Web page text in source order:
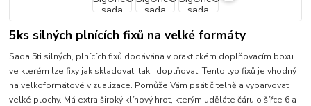
5ks silných plnících fixů na velké formáty
Sada 5ti silných, plnících fixů dodávána v praktickém doplňovacím boxu
ve kterém lze fixy jak skladovat, tak i doplňovat. Tento typ fixů je vhodný
na velkoformátové vizualizace. Pomůže Vám psát čitelně a vybarvovat
velké plochy. Má extra široký klínový hrot, kterým uděláte čáru o šířce 6 a